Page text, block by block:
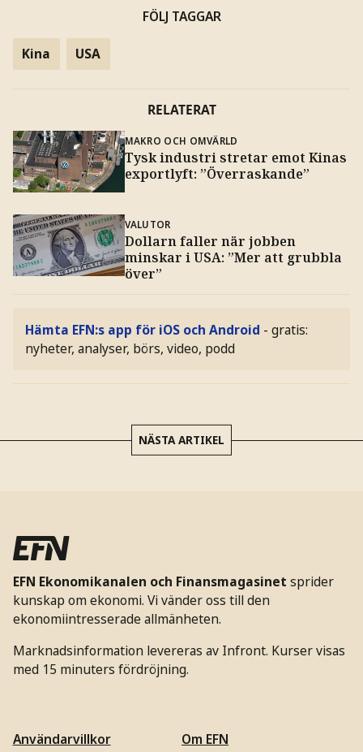
FÖLJ TAGGAR
Kina USA
RELATERAT
MAKRO OCH OMVÄRLD
Tysk industri stretar emot Kinas
exportlyft: ”Överraskande”
VALUTOR
Dollarn faller när jobben
minskar i USA: ”Mer att grubbla
över”
Hämta EFN:s app för iOS och Android - gratis:
nyheter, analyser, börs, video, podd
NÄSTA ARTIKEL
EFN Ekonomikanalen och Finansmagasinet sprider
kunskap om ekonomi. Vi vänder oss till den
ekonomiintresserade allmänheten.
Marknadsinformation levereras av Infront. Kurser visas
med 15 minuters fördröjning.
Användarvillkor
Om EFN